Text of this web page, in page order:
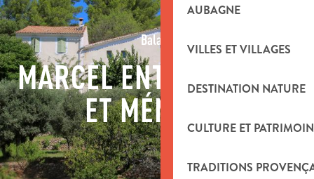
AUBAGNE
VILLES ET VILLAGES
DESTINATION NATURE
CULTURE ET
TRADITIONS
Balade
MARCEL ENTRE NATURE
ET MÉMOIRE